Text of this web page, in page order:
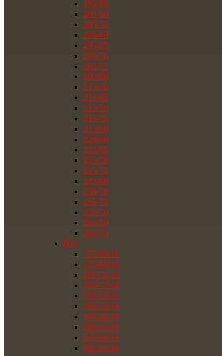
195/80
205/50
205/55
205/60
205/65
205/70
205/75
205/80
215/60
215/65
215/70
215/75
215/80
225/60
225/65
225/70
225/75
225/80
235/70
235/75
255/70
265/70
265/75
R16
175/60/16
175/80/16
185/55/16
185/75/16
195/50/16
195/55/16
195/60/16
205/45/16
205/50/16
205/55/16